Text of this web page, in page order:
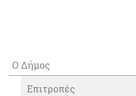
Ο Δήμος
Επιτροπές